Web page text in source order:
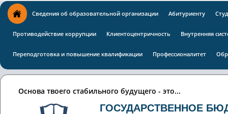
Сведения об образовательной организации Абитуриенту
Противодействие коррупции Клиентоцентричность Внутренняя
Переподготовка и повышение квалификации Профессионалитет
Основа твоего стабильного будущего - это...
ГОСУДАРСТВЕННОЕ